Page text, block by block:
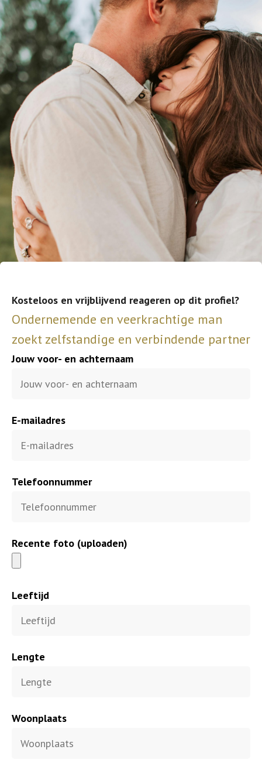
Kosteloos en vrijblijvend reageren op dit profiel?
Ondernemende en veerkrachtige man
zoekt zelfstandige en verbindende partner
Jouw voor- en achternaam
E-mailadres
Telefoonnummer
Recente foto (uploaden)
Leeftijd
Lengte
Woonplaats